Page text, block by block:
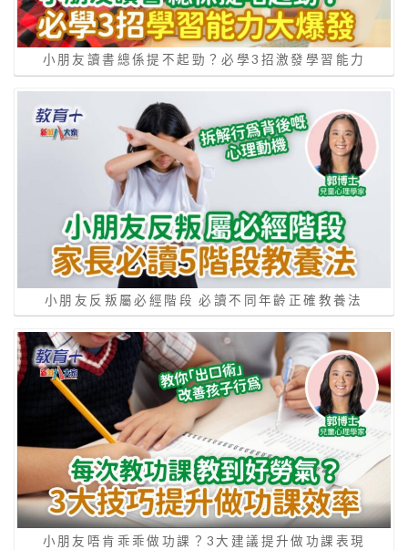
小朋友讀書總係提不起勁？必學3招激發學習能力
小朋友反叛屬必經階段 必讀不同年齡正確教養法
小朋友唔肯乖乖做功課？3大建議提升做功課表現